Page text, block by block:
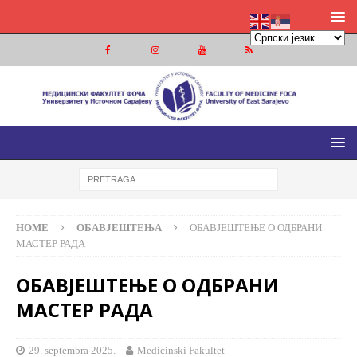
МЕДИЦИНСКИ ФАКУЛТЕТ ФОЧА
МЕДИЦИНСКИ ФАКУЛТЕТ УНИВЕРЗИТЕТА У ИСТОЧНОМ
HOME ОБАВЈЕШТЕЊА
ОБАВЈЕШТЕЊЕ О ОДБРАНИ
МАСТЕР РАДА
ОБАВЈЕШТЕЊЕ О ОДБРАНИ
МАСТЕР РАДА
29. septembra 2025. Medicinski Fakultet